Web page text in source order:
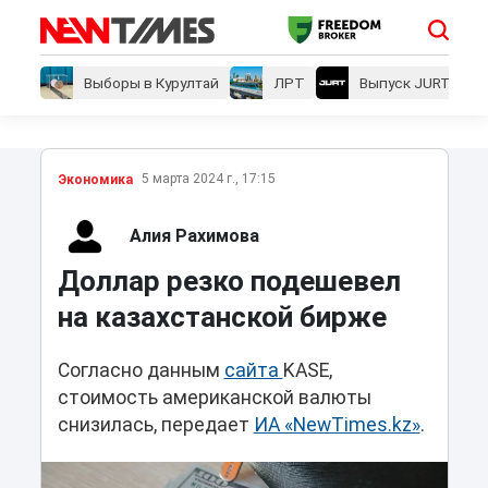
Выборы в Курултай ЛРТ Выпуск JURT
Экономика 5 марта 2024 г., 17:15
Алия Рахимова
Доллар резко подешевел
на казахстанской бирже
Согласно данным сайта KASE,
стоимость американской валюты
снизилась, передает ИА «NewTimes.kz».